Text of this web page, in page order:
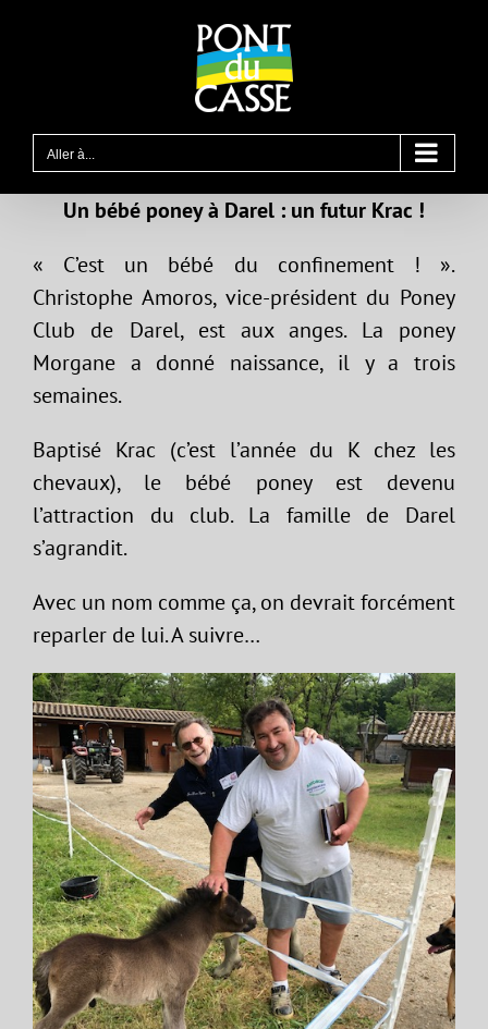
Aller à...
Un bébé poney à Darel : un futur Krac !
« C’est un bébé du confinement ! ».
Christophe Amoros, vice-président du Poney
Club de Darel, est aux anges. La poney
Morgane a donné naissance, il y a trois
semaines.
Baptisé Krac (c’est l’année du K chez les
chevaux), le bébé poney est devenu
l’attraction du club. La famille de Darel
s’agrandit.
Avec un nom comme ça, on devrait forcément
reparler de lui. A suivre…